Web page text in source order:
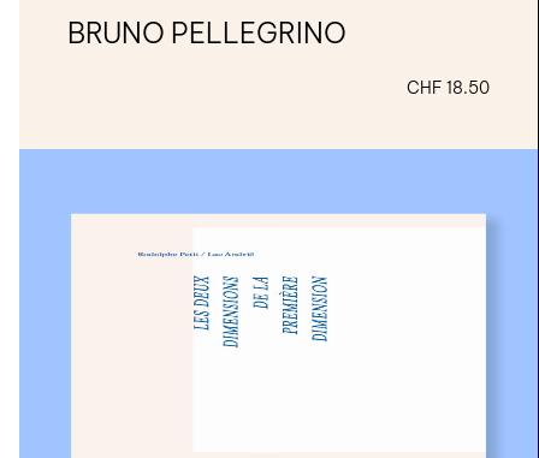
BRUNO PELLEGRINO
CHF 18.50